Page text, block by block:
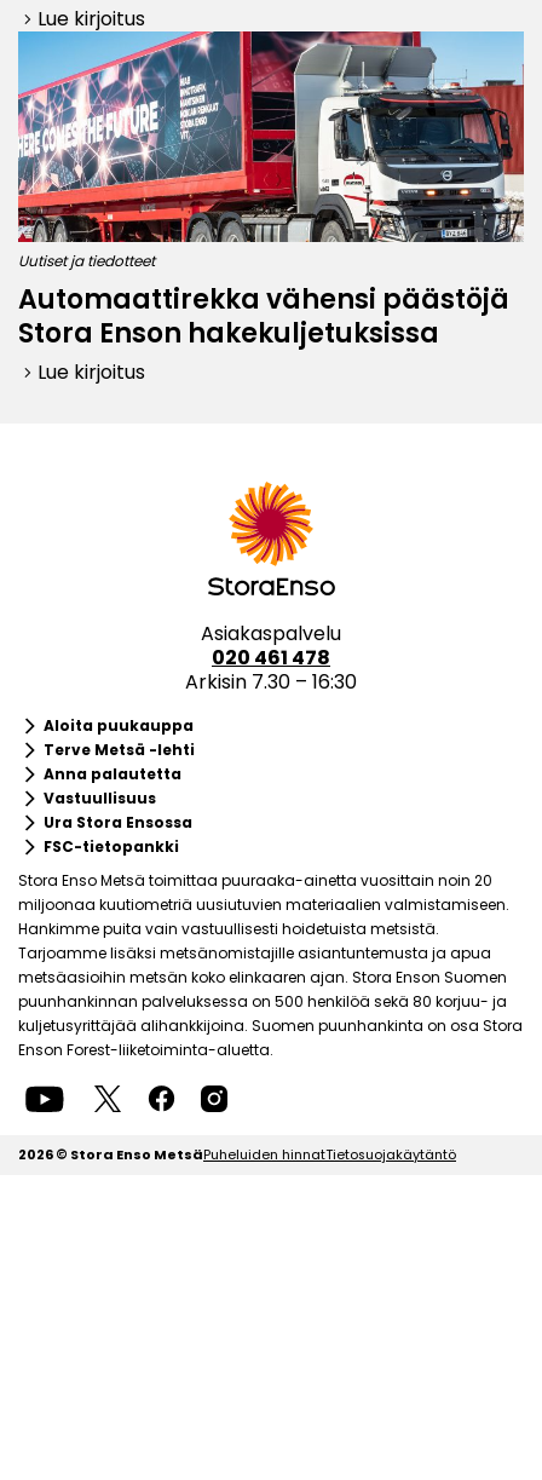
keyboard_arrow_right Lue kirjoitus
Uutiset ja tiedotteet
Automaattirekka vähensi päästöjä
Stora Enson hakekuljetuksissa
keyboard_arrow_right Lue kirjoitus
Asiakaspalvelu
020 461 478
Arkisin 7.30 – 16:30
keyboard_arrow_rightAloita puukauppa
keyboard_arrow_rightTerve Metsä -lehti
keyboard_arrow_rightAnna palautetta
keyboard_arrow_rightVastuullisuus
keyboard_arrow_rightUra Stora Ensossa
keyboard_arrow_rightFSC-tietopankki
Stora Enso Metsä toimittaa puuraaka-ainetta vuosittain noin 20
miljoonaa kuutiometriä uusiutuvien materiaalien valmistamiseen.
Hankimme puita vain vastuullisesti hoidetuista metsistä.
Tarjoamme lisäksi metsänomistajille asiantuntemusta ja apua
metsäasioihin metsän koko elinkaaren ajan. Stora Enson Suomen
puunhankinnan palveluksessa on 500 henkilöä sekä 80 korjuu- ja
kuljetusyrittäjää alihankkijoina. Suomen puunhankinta on osa Stora
Enson Forest-liiketoiminta-aluetta.
2026 © Stora Enso MetsäPuheluiden hinnatTietosuojakäytäntö